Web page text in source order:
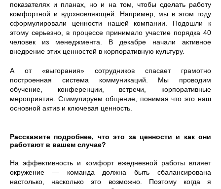
показателях и планах, но и на том, чтобы сделать работу
комфортной и вдохновляющей. Например, мы в этом году
сформулировали ценности нашей компании. Подошли к
этому серьезно, в процессе принимало участие порядка 40
человек из менеджмента. В декабре начали активное
внедрение этих ценностей в корпоративную культуру.
А от «выгорания» сотрудников спасает грамотно
построенная система коммуникаций. Мы проводим
обучение, конференции, встречи, корпоративные
мероприятия. Стимулируем общение, понимая что это наш
основной актив и ключевая ценность.
Расскажите подробнее, что это за ценности и как они
работают в вашем случае?
На эффективность и комфорт ежедневной работы влияет
окружение — команда должна быть сбалансирована
настолько, насколько это возможно. Поэтому когда я